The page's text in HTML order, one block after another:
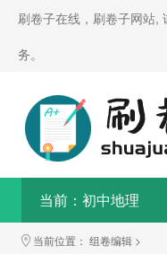
刷卷子在线，刷卷子网站,
务。
当前： 初中地理
当前位置： 组卷编辑 >